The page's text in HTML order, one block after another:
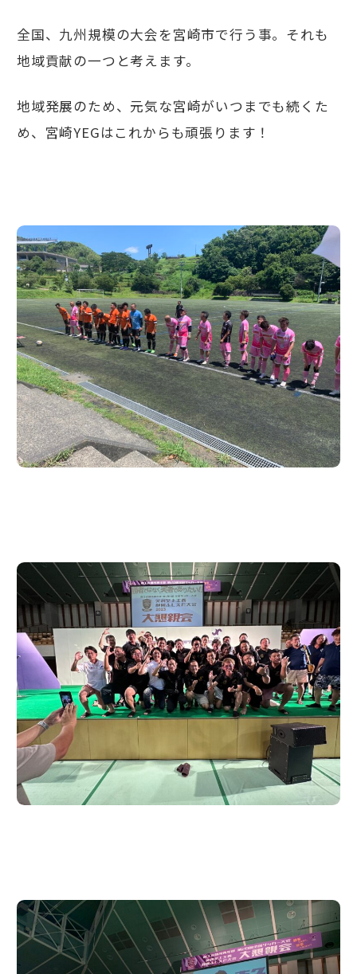
全国、九州規模の大会を宮崎市で行う事。それも
地域貢献の一つと考えます。
地域発展のため、元気な宮崎がいつまでも続くた
め、宮崎YEGはこれからも頑張ります！